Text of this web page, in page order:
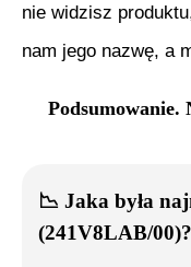
nie widzisz
nam jego nazwę, a
Podsumowanie.
📉 Jaka była
(241V8LAB/00)?